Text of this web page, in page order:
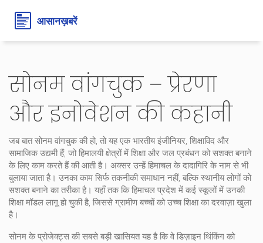
सोनम वांगचुक – प्रेरणा
और इनोवेशन की कहानी
जब बातसोनम वांगचुककी हो, तो यहएक भारतीय इंजीनियर, शिक्षाविद और
सामाजिक उद्यमी हैं, जो हिमालयी क्षेत्रों में शिक्षा और जल प्रबंधन को सशक्त बनाने
के लिए काम करते हैंकी आती है। अक्सर उन्हेंहिमाचल के दादागिरि के नाम से भी
बुलाया जाता है। उनका काम सिर्फ तकनीकी समाधान नहीं, बल्कि स्थानीय लोगों को
सशक्त बनाने का तरीका है। यहाँ तक किहिमाचल प्रदेश में कई स्कूलों में उनकी
शिक्षा मॉडल लागू हो चुकी है, जिससे ग्रामीण बच्चों को उच्च शिक्षा का दरवाज़ा खुला
है।
सोनम के प्रोजेक्ट्स की सबसे बड़ी खासियत यह है कि वेडिज़ाइन थिंकिंग को